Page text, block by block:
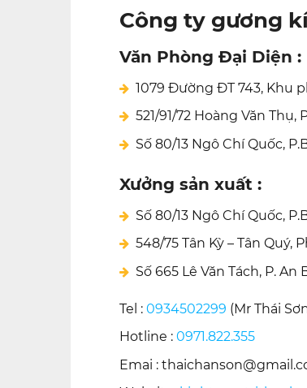
Công ty gương
Văn Phòng Đại Diện :
1079 Đường ĐT 743, Khu
521/91/72 Hoàng Văn Thụ,
Số 80/13 Ngô Chí Quốc,
Xưởng sản xuất :
Số 80/13 Ngô Chí Quốc,
548/75 Tân Kỳ – Tân Quý,
Số 665 Lê Văn Tách, P.
Tel : 0934502299 (Mr Thái
Hotline : 0971.822.355
Emai :